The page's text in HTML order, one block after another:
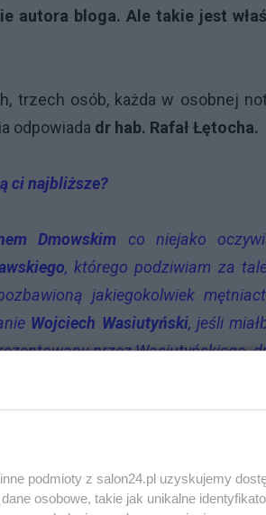
autora bloga. Ale takie jest
trzech osób, każda w osobnej
odpowiada dr hab. Rafał Łętocha.
ci najbliższe?
Dmowskim co niejako
, którego podziwiam za
jakiegokolwiek
Wojciech Wasiutyński, jeśli
przez Wasiutyńskiego,
o szeroko rozumianym
słynny marsz na Myślenice.
ich heroiczna postawa,
podmioty z salon24.pl uzyskujemy
osobowe, takie jak unikalne